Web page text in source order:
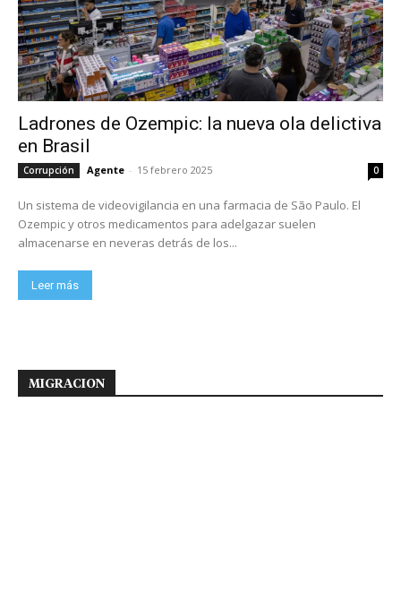
Ladrones de Ozempic: la nueva ola delictiva
en Brasil
Corrupción Agente - 15 febrero 2025 0
Un sistema de videovigilancia en una farmacia de São Paulo. El
Ozempic y otros medicamentos para adelgazar suelen
almacenarse en neveras detrás de los...
Leer más
MIGRACION